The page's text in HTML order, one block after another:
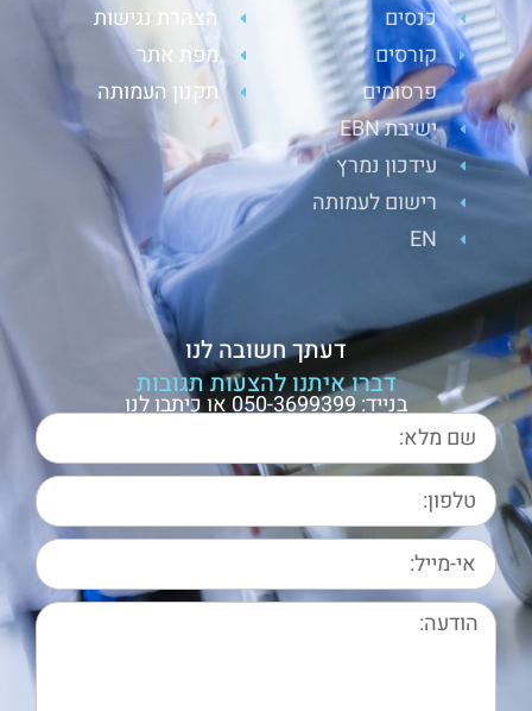
כנסים
קורסים
פרסומים
ישיבת EBN
עידכון נמרץ
רישום לעמותה
EN
הצהרת נגישות
מפת אתר
תקנון העמותה
דעתך חשובה לנו
דברו איתנו להצעות תגובות
בנייד: 050-3699399 או כיתבו לנו